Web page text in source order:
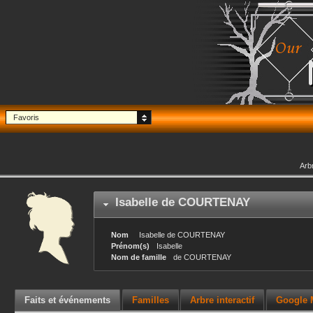
Favoris
Isabelle de COURTENAY
Nom Isabelle de COURTENAY
Prénom(s)
Isabelle
Nom de famille
de COURTENAY
Faits et événements Familles Arbre interactif Google